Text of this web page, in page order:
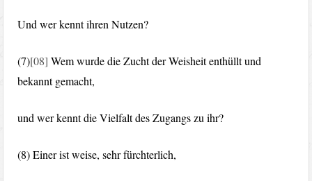
Und wer kennt ihren Nutzen?
(7)[08] Wem wurde die Zucht der Weisheit enthüllt und
bekannt gemacht,
und wer kennt die Vielfalt des Zugangs zu ihr?
(8) Einer ist weise, sehr fürchterlich,